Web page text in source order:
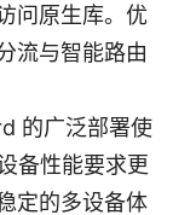
问原生库。优
流与智能路由
的广泛部署使
备性能要求更
定的多设备体